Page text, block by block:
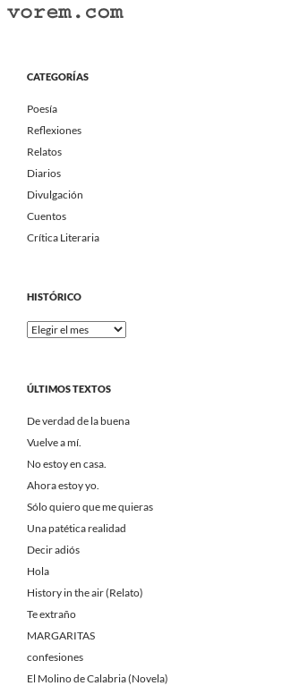
Saltar
Portal Literario Independiente
CATEGORÍAS
Poesía
Reflexiones
Relatos
Diarios
Divulgación
Cuentos
Crítica Literaria
HISTÓRICO
Histórico
ÚLTIMOS TEXTOS
De verdad de la buena
Vuelve a mí.
No estoy en casa.
Ahora estoy yo.
Sólo quiero que me quieras
Una patética realidad
Decir adiós
Hola
History in the air (Relato)
Te extraño
MARGARITAS
confesiones
El Molino de Calabria (Novela)